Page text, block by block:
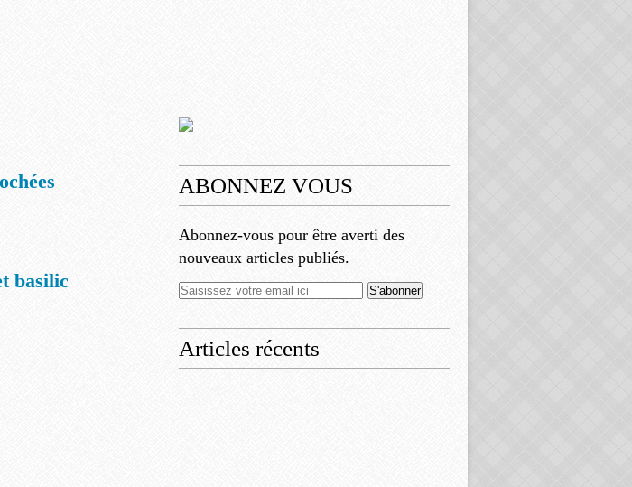
basilic
ABONNEZ VOUS
Abonnez-vous pour être averti des
nouveaux articles publiés.
Articles récents